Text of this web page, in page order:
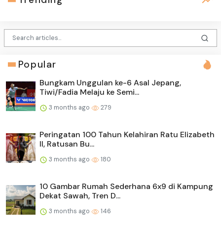
Popular
Bungkam Unggulan ke-6 Asal Jepang,
Tiwi/Fadia Melaju ke Semi...
3 months ago 279
Peringatan 100 Tahun Kelahiran Ratu Elizabeth
II, Ratusan Bu...
3 months ago 180
10 Gambar Rumah Sederhana 6x9 di Kampung
Dekat Sawah, Tren D...
3 months ago 146